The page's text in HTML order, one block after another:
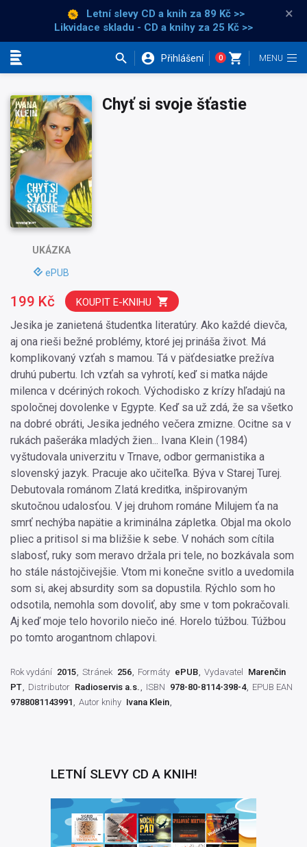
Letní slevy CD a knih za 89 Kč >>
Likvidace skladu - CD a knihy za 25 Kč >>
×
Přihlášení 0
UKÁZKA
ePUB
Chyť si svoje šťastie
Jesika je zanietená študentka literatúry. Ako každé dievča,
aj ona rieši bežné problémy, ktoré jej prináša život. Má
komplikovaný vzťah s mamou. Tá v päťdesiatke prežíva
druhú pubertu. Ich vzťah sa vyhrotí, keď si matka nájde
milenca v dcériných rokoch. Východisko z krízy hľadajú na
spoločnej dovolenke v Egypte. Keď sa už zdá, že sa všetko
na dobré obráti, Jesika jedného večera zmizne. Ocitne sa v
rukách pašeráka mladých žien... Ivana Klein (1984)
vyštudovala univerzitu v Trnave, odbor germanistika a
slovenský jazyk. Pracuje ako učiteľka. Býva v Starej Turej.
Debutovala románom Zlatá kreditka, inšpirovaným
skutočnou udalosťou. V jej druhom románe Milujem ťa na
smrť nechýba napätie a kriminálna zápletka. Objal ma okolo
pliec a pritisol si ma bližšie k sebe. V nohách som cítila
slabosť, ruky som meravo držala pri tele, no bozkávala som
ho stále nástojčivejšie. Vtom mi konečne svitlo a uvedomila
som si, akej absurdity som sa dopustila. Rýchlo som ho
odsotila, nemohla som dovoliť, aby sme v tom pokračovali.
Aj keď moje telo hovorilo niečo iné. Horelo túžbou. Túžbou
po tomto arogantnom chlapovi.
199 Kč KOUPIT E-KNIHU
Rok vydání 2015 Stránek 256 Formáty ePUB Vydavatel
Marenčin
PT
Distributor Radioservis a.s. ISBN 978-80-8114-398-4
EPUB EAN
9788081143991
Autor knihy Ivana Klein
LETNÍ SLEVY CD A KNIH!